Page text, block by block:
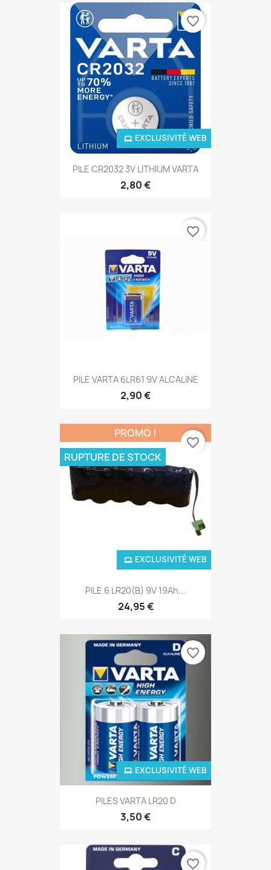
PILE CR2032 3V LITHIUM VARTA
2,80 €
EXCLUSIVITÉ WEB
favorite_border
PILE VARTA 6LR61 9V ALCALINE
2,90 €
favorite_border
PILE 6 LR20(B) 9V 19Ah...
24,95 €
EXCLUSIVITÉ WEB
PROMO !
RUPTURE DE STOCK
favorite_border
PILES VARTA LR20 D
3,50 €
EXCLUSIVITÉ WEB
favorite_border
favorite_border